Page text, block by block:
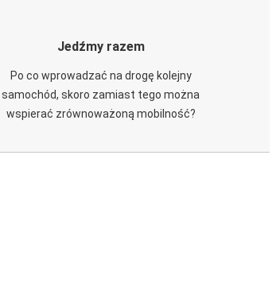
Jedźmy razem
Po co wprowadzać na drogę kolejny
samochód, skoro zamiast tego można
wspierać zrównoważoną mobilność?